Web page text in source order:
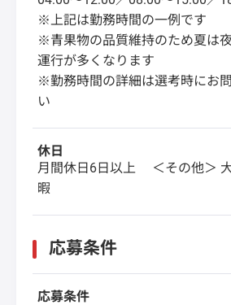
※上記は勤務時間の一例です
※青果物の品質維持のため夏は
運行が多くなります
※勤務時間の詳細は選考時にお
い
休日
月間休日6日以上 ＜その他＞
暇
応募条件
応募条件